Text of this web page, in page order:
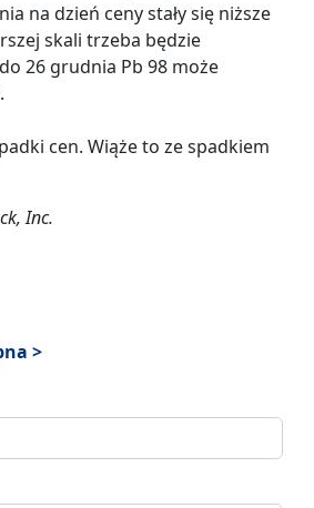
na dzień ceny stały się niższe
skali trzeba będzie
26 grudnia Pb 98 może
cen. Wiąże to ze spadkiem
Inc.
>